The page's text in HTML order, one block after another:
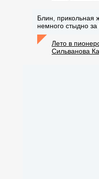
Блин, прикольная
немного стыдно
Лето в
Сильванова